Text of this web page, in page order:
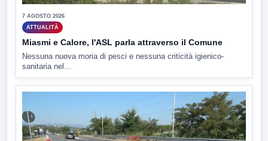
7 AGOSTO 2026
ATTUALITÀ
Miasmi e Calore, l'ASL parla attraverso il Comune
Nessuna nuova moria di pesci e nessuna criticità igienico-
sanitaria nel...